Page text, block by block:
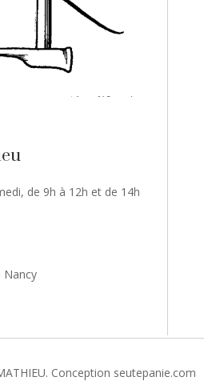
de 9h à 12h et de 14h
Nancy
Conception seutepanie.com